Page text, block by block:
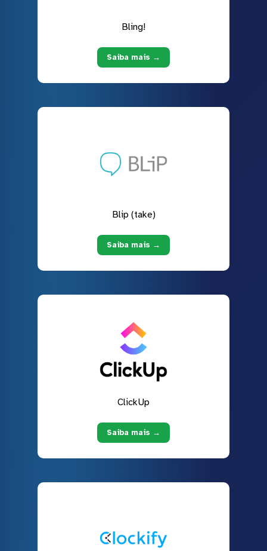
Bling!
Saiba mais →
Blip (take)
Saiba mais →
ClickUp
Saiba mais →